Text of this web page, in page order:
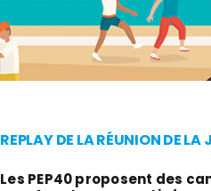
REPLAY DE LA RÉUNION DE
Les PEP40 proposent des